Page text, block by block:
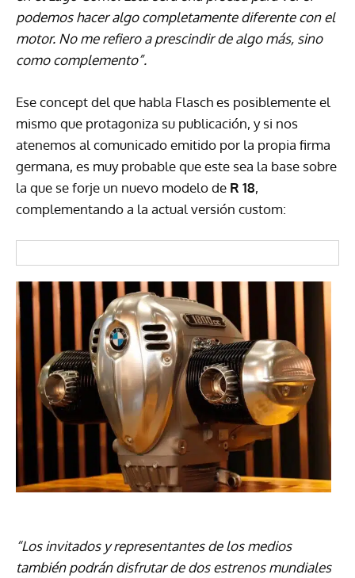
podemos hacer algo completamente diferente con el
motor. No me refiero a prescindir de algo más, sino
como complemento”.
Ese concept del que habla Flasch es posiblemente el
mismo que protagoniza su publicación, y si nos
atenemos al comunicado emitido por la propia firma
germana, es muy probable que este sea la base sobre
la que se forje un nuevo modelo de R 18,
complementando a la actual versión custom:
“Los invitados y representantes de los medios
también podrán disfrutar de dos estrenos mundiales